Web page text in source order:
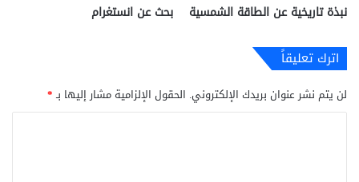
نبذة تاريخية عن الطاقة الشمسية بحث عن انستغرام
اترك تعليقاً
لن يتم نشر عنوان بريدك الإلكتروني. الحقول الإلزامية مشار إليها بـ*